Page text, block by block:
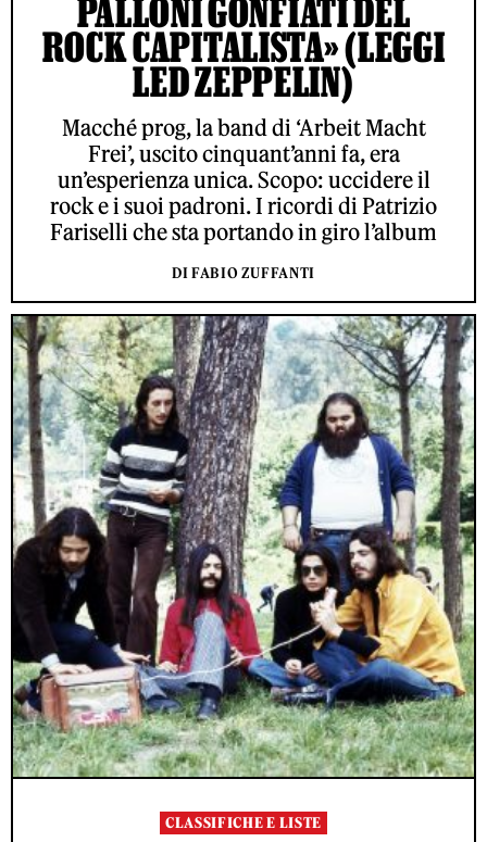
PALLONI GONFIATI DEL
ROCK CAPITALISTA» (LEGGI
LED ZEPPELIN)
Macché prog, la band di ‘Arbeit Macht
Frei’, uscito cinquant’anni fa, era
un’esperienza unica. Scopo: uccidere il
rock e i suoi padroni. I ricordi di Patrizio
Fariselli che sta portando in giro l’album
DI FABIO ZUFFANTI
CLASSIFICHE E LISTE